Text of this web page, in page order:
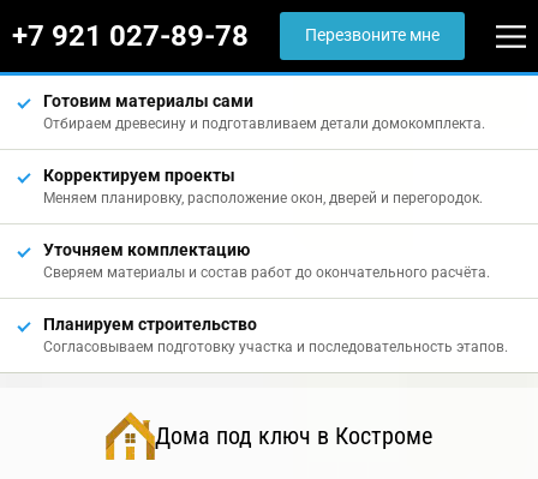
+7 921 027-89-78 Перезвоните мне
Готовим материалы сами
Отбираем древесину и подготавливаем детали домокомплекта.
Корректируем проекты
Меняем планировку, расположение окон, дверей и перегородок.
Уточняем комплектацию
Сверяем материалы и состав работ до окончательного расчёта.
Планируем строительство
Согласовываем подготовку участка и последовательность этапов.
Дома под ключ в Костроме